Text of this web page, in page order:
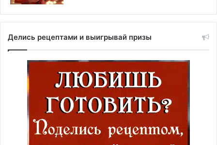
Делись рецептами и выигрывай призы